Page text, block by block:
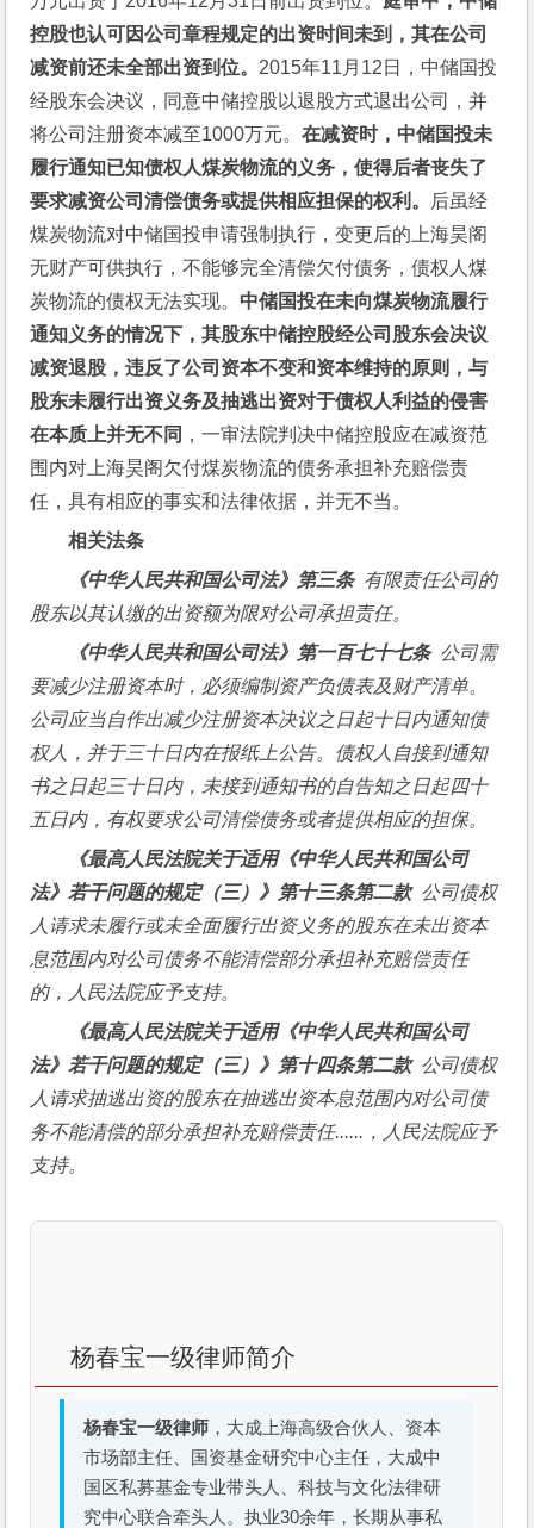
控股也认可因公司章程规定的出资时间未到，其在公司
减资前还未全部出资到位。 2015年11月12日，中储国投
经股东会决议，同意中储控股以退股方式退出公司，并
将公司注册资本减至1000万元。在减资时，中储国投未
履行通知已知债权人煤炭物流的义务，使得后者丧失了
要求减资公司清偿债务或提供相应担保的权利。 后虽经
煤炭物流对中储国投申请强制执行，变更后的上海昊阁
无财产可供执行，不能够完全清偿欠付债务，债权人煤
炭物流的债权无法实现。 中储国投在未向煤炭物流履行
通知义务的情况下，其股东中储控股经公司股东会决议
减资退股，违反了公司资本不变和资本维持的原则，与
股东未履行出资义务及抽逃出资对于债权人利益的侵害
在本质上并无不同 ，一审法院判决中储控股应在减资范
围内对上海昊阁欠付煤炭物流的债务承担补充赔偿责
任，具有相应的事实和法律依据，并无不当。
相关法条
《中华人民共和国公司法》第三条 有限责任公司的
股东以其认缴的出资额为限对公司承担责任。
《中华人民共和国公司法》 第一百七十七条 公司需
要减少注册资本时，必须编制资产负债表及财产清单。
公司应当自作出减少注册资本决议之日起十日内通知债
权人，并于三十日内在报纸上公告。债权人自接到通知
书之日起三十日内，未接到通知书的自告知之日起四十
五日内，有权要求公司清偿债务或者提供相应的担保。
《最高人民法院关于适用《中华人民共和国公司
法》若干问题的规定（三）》 第十三条第二款 公司债权
人请求未履行或未全面履行出资义务的股东在未出资本
息范围内对公司债务不能清偿部分承担补充赔偿责任
的，人民法院应予支持。
《最高人民法院关于适用《中华人民共和国公司
法》若干问题的规定（三）》 第十四条第二款 公司债权
人请求抽逃出资的股东在抽逃出资本息范围内对公司债
务不能清偿的部分承担补充赔偿责任......，人民法院应予
支持。
杨春宝一级律师简介
杨春宝一级律师 ，大成上海高级合伙人、资本
市场部主任、国资基金研究中心主任，大成中
国区私募基金专业带头人、科技与文化法律研
究中心联合牵头人。执业30余年，长期从事私